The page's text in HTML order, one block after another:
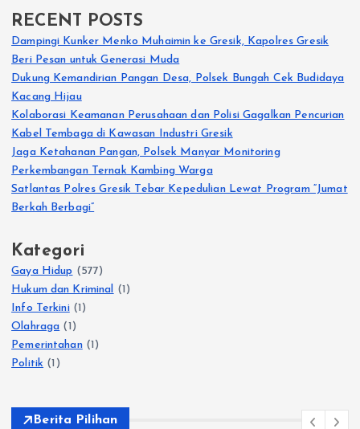
RECENT POSTS
Dampingi Kunker Menko Muhaimin ke Gresik, Kapolres Gresik
Beri Pesan untuk Generasi Muda
Dukung Kemandirian Pangan Desa, Polsek Bungah Cek Budidaya
Kacang Hijau
Kolaborasi Keamanan Perusahaan dan Polisi Gagalkan Pencurian
Kabel Tembaga di Kawasan Industri Gresik
Jaga Ketahanan Pangan, Polsek Manyar Monitoring
Perkembangan Ternak Kambing Warga
Satlantas Polres Gresik Tebar Kepedulian Lewat Program “Jumat
Berkah Berbagi”
Kategori
Gaya Hidup (577)
Hukum dan Kriminal (1)
Info Terkini(1)
Olahraga (1)
Pemerintahan(1)
Politik (1)
Berita Pilihan